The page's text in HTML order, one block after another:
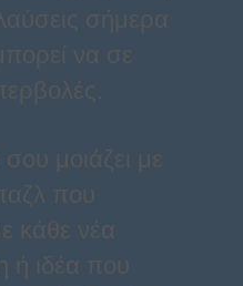
σήμερα
να σε
μοιάζει με
που
κάθε νέα
ή ιδέα που